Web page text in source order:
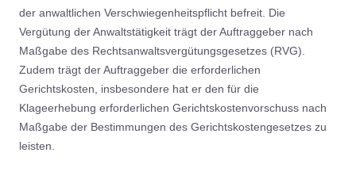
der anwaltlichen Verschwiegenheitspflicht befreit. Die
Vergütung der Anwaltstätigkeit trägt der Auftraggeber nach
Maßgabe des Rechtsanwaltsvergütungsgesetzes (RVG).
Zudem trägt der Auftraggeber die erforderlichen
Gerichtskosten, insbesondere hat er den für die
Klageerhebung erforderlichen Gerichtskostenvorschuss nach
Maßgabe der Bestimmungen des Gerichtskostengesetzes zu
leisten.